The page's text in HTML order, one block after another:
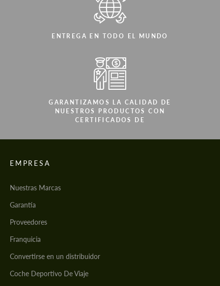
ENTREGA EN TODO EL MUNDO
GARANTIZAMOS LA CALIDAD DE
NUESTROS PRODUCTOS CON
CERTIFICADOS DE
EMPRESA
Nuestras Marcas
Garantía
Proveedores
Franquicia
Convertirse en un distribuidor
Coche Deportivo De Viaje